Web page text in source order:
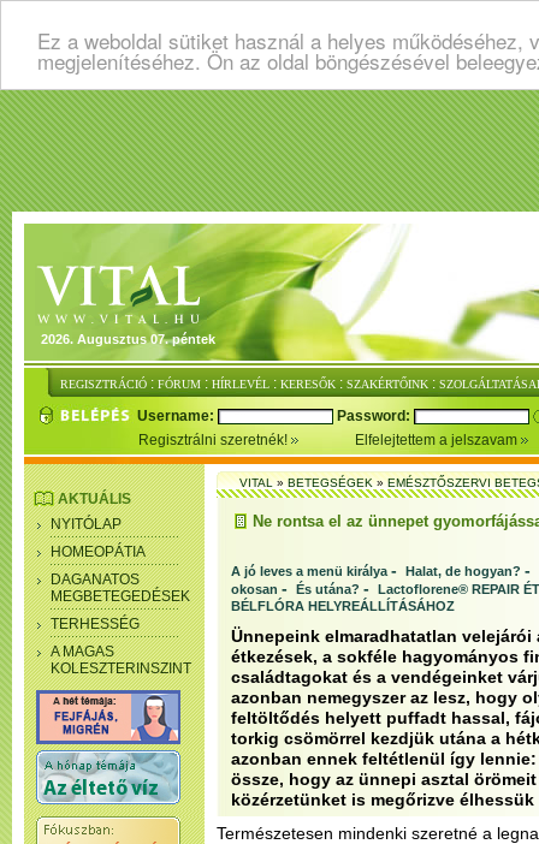
Ez a weboldal sütiket használ a helyes
megjelenítéséhez. Ön az oldal böngészésével
2026. Augusztus 07. péntek
REGISZTRÁCIÓ : FÓRUM : HÍRLEVÉL : KERESŐK : SZAKÉRTŐINK :
Username:
Password:
Regisztrálni szeretnék!
Elfelejtettem a jelszavam
AKTUÁLIS
NYITÓLAP
HOMEOPÁTIA
DAGANATOS
MEGBETEGEDÉSEK
TERHESSÉG
A MAGAS
KOLESZTERINSZINT
VITAL»BETEGSÉGEK»EMÉSZTŐSZERVI
Ne rontsa el az ünnepet
A jó leves a menü királya - Halat, de hogyan? -
okosan - És utána? - Lactoflorene® REPAIR
BÉLFLÓRA HELYREÁLLÍTÁSÁHOZ
Ünnepeink elmaradhatatlan
étkezések, a sokféle hagyományos
családtagokat és a vendégeinket
azonban nemegyszer az lesz, hogy
feltöltődés helyett puffadt hassal,
torkig csömörrel kezdjük utána a
azonban ennek feltétlenül így
össze, hogy az ünnepi asztal
közérzetünket is megőrizve élhessük
Természetesen mindenki szeretné a